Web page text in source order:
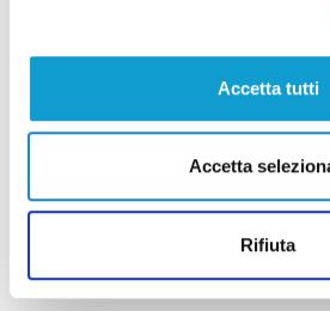
Accetta tutti
Accetta
Rifiuta
dell’alta tensione e restano
albero